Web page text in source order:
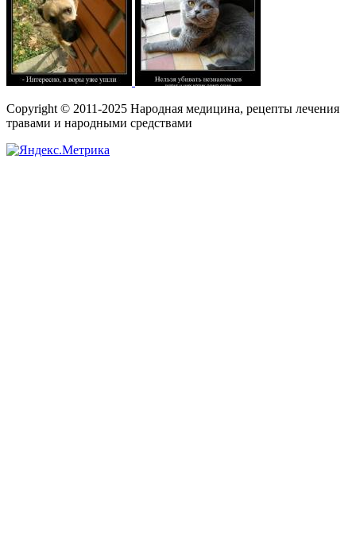
Copyright © 2011-2025 Народная медицина, рецепты лечения
травами и народными средствами